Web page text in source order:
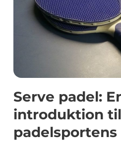
Serve padel:
introduktion
padelsportens